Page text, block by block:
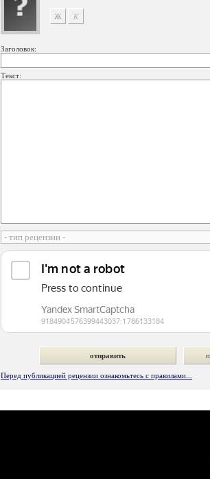
Заголовок:
Текст:
Перед публикацией рецензии ознакомьтесь с правилами...